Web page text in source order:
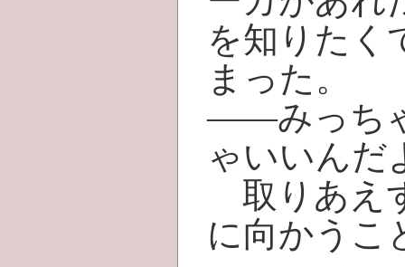
を知りたく
まった。
――みっち
ゃいいんだ
取りあえ
に向かうこ